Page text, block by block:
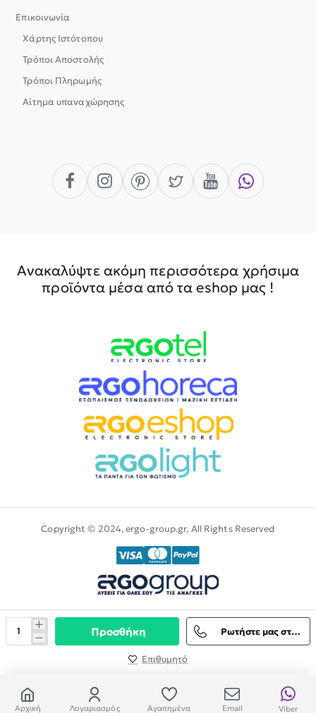
Αρχική Λογαριασμός Αγαπημένα Email Viber
Προσθήκη Ρωτήστε μας στο Viber
Επιθυμητό
Επικοινωνία
Χάρτης Ιστότοπου
Τρόποι Αποστολής
Τρόποι Πληρωμής
Αίτημα υπαναχώρησης
Ανακαλύψτε ακόμη περισσότερα χρήσιμα
προϊόντα μέσα από τα eshop μας !
Copyright © 2024, ergo-group.gr, All Rights Reserved